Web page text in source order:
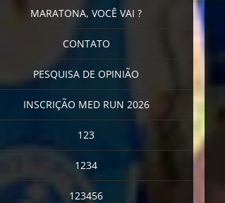
MARATONA, VOCÊ VAI ?
CONTATO
PESQUISA DE OPINIÃO
INSCRIÇÃO MED RUN 2026
123
1234
123456